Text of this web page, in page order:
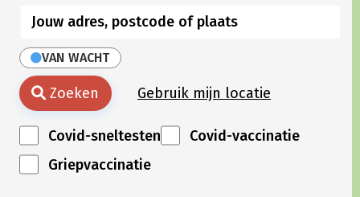
VAN WACHT
Zoeken Gebruik mijn locatie
Covid-sneltesten
Covid-vaccinatie
Griepvaccinatie